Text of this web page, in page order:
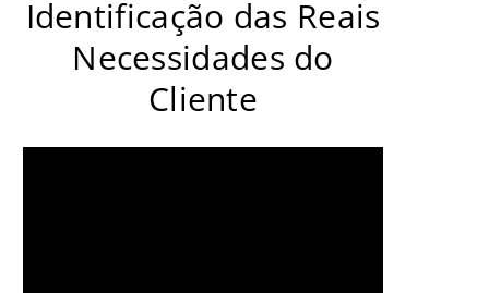
Identificação das Reais
Necessidades do
Cliente